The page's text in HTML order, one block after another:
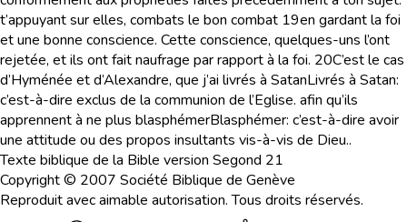
t’appuyant sur elles, combats le bon combat 19en gardant la foi
et une bonne conscience. Cette conscience, quelques-uns l’ont
rejetée, et ils ont fait naufrage par rapport à la foi. 20C’est le cas
d’Hyménée et d’Alexandre, que j’ai livrés à SatanLivrés à Satan:
c’est-à-dire exclus de la communion de l’Eglise. afin qu’ils
apprennent à ne plus blasphémerBlasphémer: c’est-à-dire avoir
une attitude ou des propos insultants vis-à-vis de Dieu..
Texte biblique de la Bible version Segond 21
Copyright © 2007 Société Biblique de Genève
Reproduit avec aimable autorisation. Tous droits réservés.